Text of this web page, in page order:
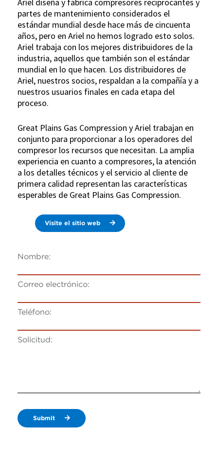
Ariel diseña y fabrica compresores reciprocantes y
partes de mantenimiento considerados el
estándar mundial desde hace más de cincuenta
años, pero en Ariel no hemos logrado esto solos.
Ariel trabaja con los mejores distribuidores de la
industria, aquellos que también son el estándar
mundial en lo que hacen. Los distribuidores de
Ariel, nuestros socios, respaldan a la compañía y a
nuestros usuarios finales en cada etapa del
proceso.
Great Plains Gas Compression y Ariel trabajan en
conjunto para proporcionar a los operadores del
compresor los recursos que necesitan. La amplia
experiencia en cuanto a compresores, la atención
a los detalles técnicos y el servicio al cliente de
primera calidad representan las características
esperables de Great Plains Gas Compression.
Visite el sitio web
Nombre:
Correo electrónico:
Teléfono:
Solicitud:
Submit